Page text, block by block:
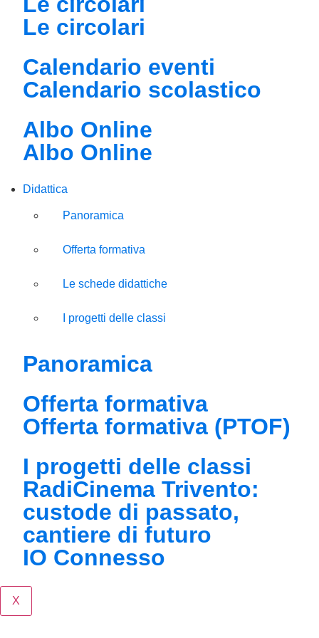
Le circolari
Calendario eventi
Calendario scolastico
Albo Online
Albo Online
Didattica
Panoramica
Offerta formativa
Le schede didattiche
I progetti delle classi
Panoramica
Offerta formativa
Offerta formativa (PTOF)
I progetti delle classi
RadiCinema Trivento:
custode di passato,
cantiere di futuro
IO Connesso
X